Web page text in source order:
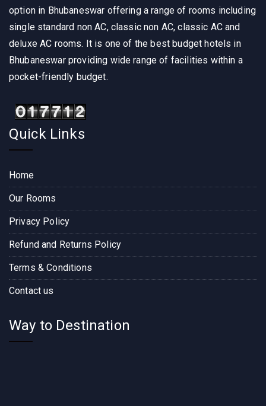
option in Bhubaneswar offering a range of rooms including
single standard non AC, classic non AC, classic AC and
deluxe AC rooms. It is one of the best budget hotels in
Bhubaneswar providing wide range of facilities within a
pocket-friendly budget.
Quick Links
Home
Our Rooms
Privacy Policy
Refund and Returns Policy
Terms & Conditions
Contact us
Way to Destination